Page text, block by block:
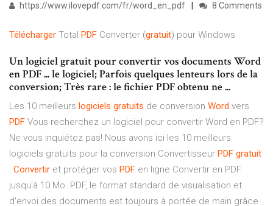
https://www.ilovepdf.com/fr/word_en_pdf 8 Comments
Télécharger Total PDF Converter (gratuit) pour Windows
Un logiciel gratuit pour convertir vos documents Word
en PDF ... le logiciel; Parfois quelques lenteurs lors de la
conversion; Très rare : le fichier PDF obtenu ne ...
Les 10 meilleurs logiciels gratuits de conversion Word vers
PDF Vous recherchez un logiciel pour convertir Word en PDF?
Ne vous inquiétez pas! Nous avons ici les 10 meilleurs
logiciels gratuits pour la conversion Convertisseur PDF gratuit
: Convertir et protéger vos PDF en ligne Convertir en PDF
jusqu'à 10 Mo. PDF, le format standard de visualisation et
d'envoi des documents est toujours à portée de main grâce